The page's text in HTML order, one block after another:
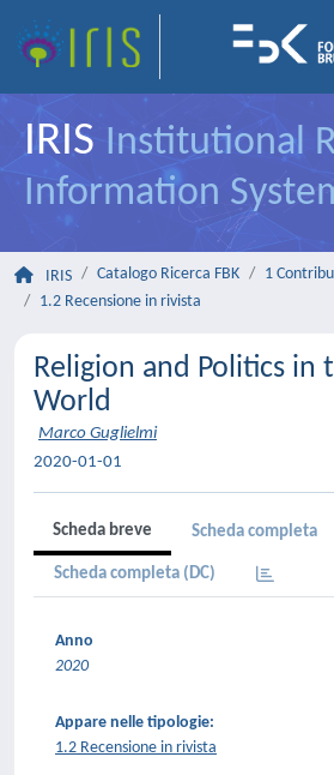
IRIS Institutional
Information
IRIS Catalogo Ricerca FBK
1
1.2 Recensione in rivista
Religion and Politics in
World
Marco Guglielmi
2020-01-01
Scheda breve Scheda completa
Scheda completa (DC)
Anno
2020
Appare nelle tipologie:
1.2 Recensione in rivista